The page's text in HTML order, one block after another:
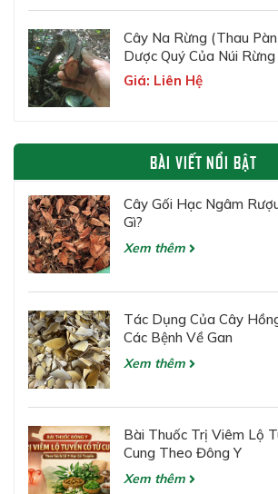
Cây Na Rừng (Thau
Dược Quý Của Núi
Giá: Liên Hệ
BÀI VIẾT NỔI BẬT
Cây Gối Hạc Ngâm
Gì?
Xem thêm
Tác Dụng Của Cây
Các Bệnh Về Gan
Xem thêm
Bài Thuốc Trị Viêm Lộ
Cung Theo Đông Y
Xem thêm